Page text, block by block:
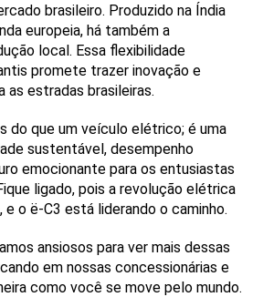
brasileiro. Produzido na Índia
europeia, há também a
local. Essa flexibilidade
promete trazer inovação e
as estradas brasileiras.
do que um veículo elétrico; é uma
sustentável, desempenho
emocionante para os entusiastas
ligado, pois a revolução elétrica
o ë-C3 está liderando o caminho.
ansiosos para ver mais dessas
em nossas concessionárias e
como você se move pelo mundo.